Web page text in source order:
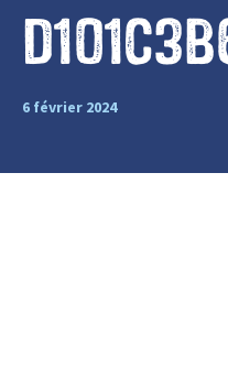
6 février 2024